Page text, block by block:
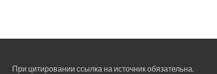
При цитировании ссылка на источник обязательна.